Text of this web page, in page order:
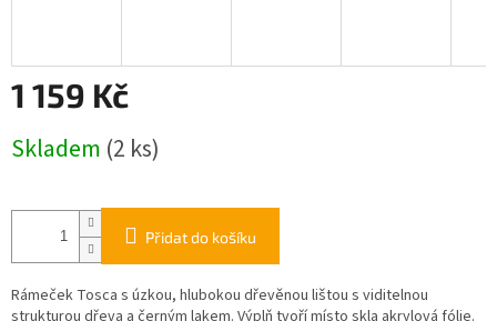
1 159 Kč
cena:
Skladem (2 ks)
Přidat do košíku
Rámeček Tosca s úzkou, hlubokou dřevěnou lištou s viditelnou